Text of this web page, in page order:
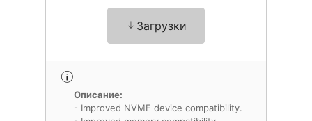
Загрузки
Описание:
- Improved NVME device compatibility.